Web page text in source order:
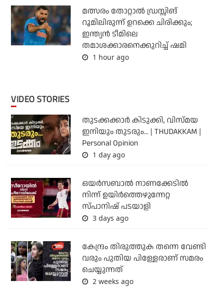
മത്സരം തോറ്റാല്‍ ഡ്രസ്സിങ്
റൂമിലിരുന്ന് ഉറക്കെ ചിരിക്കും;
ഇന്ത്യന്‍ ടീമിലെ
തമാശക്കാരനെക്കുറിച്ച് ഷമി
1 hour ago
VIDEO STORIES
തുടക്കക്കാര്‍ കിടുക്കി, വിസ്മയ
ഇനിയും തുടരും... | THUDAKKAM |
Personal Opinion
1 day ago
ഒയര്‍സബാൽ നാണക്കേടിൽ
നിന്ന് ഉയിർത്തെഴുന്നേറ്റ
സ്പാനിഷ് പടയാളി
3 days ago
കേന്ദ്രം തിരുത്തുക തന്നെ വേണ്ടി
വരും പുതിയ പിള്ളേരാണ് സമരം
ചെയ്യുന്നത്
2 weeks ago